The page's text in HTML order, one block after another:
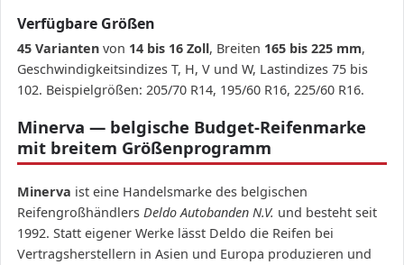
Verfügbare Größen
45 Varianten von 14 bis 16 Zoll, Breiten 165 bis 225 mm,
Geschwindigkeitsindizes T, H, V und W, Lastindizes 75 bis
102. Beispielgrößen: 205/70 R14, 195/60 R16, 225/60 R16.
Minerva — belgische Budget-Reifenmarke
mit breitem Größenprogramm
Minerva ist eine Handelsmarke des belgischen
Reifengroßhändlers Deldo Autobanden N.V. und besteht seit
1992. Statt eigener Werke lässt Deldo die Reifen bei
Vertragsherstellern in Asien und Europa produzieren und